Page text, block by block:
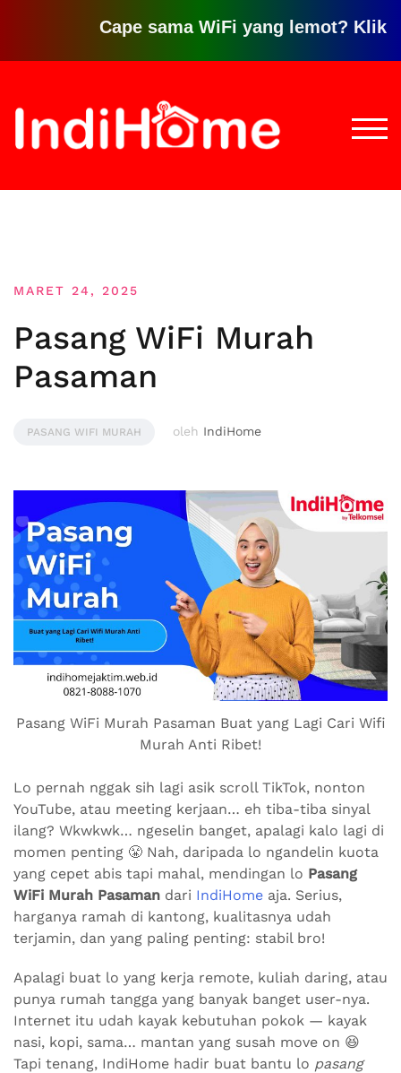
Cape sama WiFi yang lemot? Klik disini
konten
MARET 24, 2025
Pasang WiFi Murah
Pasaman
PASANG WIFI MURAH oleh IndiHome
Pasang WiFi Murah Pasaman Buat yang Lagi Cari Wifi
Murah Anti Ribet!
Lo pernah nggak sih lagi asik scroll TikTok, nonton
YouTube, atau meeting kerjaan… eh tiba-tiba sinyal
ilang? Wkwkwk… ngeselin banget, apalagi kalo lagi di
momen penting 😤 Nah, daripada lo ngandelin kuota
yang cepet abis tapi mahal, mendingan lo Pasang
WiFi Murah Pasaman dari IndiHome aja. Serius,
harganya ramah di kantong, kualitasnya udah
terjamin, dan yang paling penting: stabil bro!
Apalagi buat lo yang kerja remote, kuliah daring, atau
punya rumah tangga yang banyak banget user-nya.
Internet itu udah kayak kebutuhan pokok — kayak
nasi, kopi, sama… mantan yang susah move on 😆
Tapi tenang, IndiHome hadir buat bantu lo pasang